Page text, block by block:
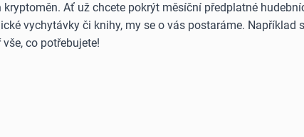
kryptoměn. Ať už chcete pokrýt měsíční předplatné
vychytávky či knihy, my se o vás postaráme.
co potřebujete!